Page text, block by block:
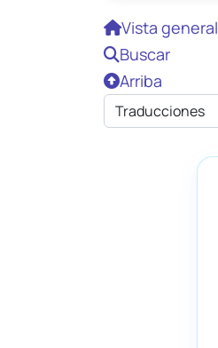
Vista general
Buscar
Arriba